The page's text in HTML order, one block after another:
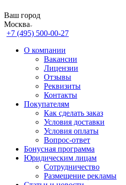
Ваш город
Москва
+7 (495) 500-00-27
О компании
Вакансии
Лицензии
Отзывы
Реквизиты
Контакты
Покупателям
Как сделать заказ
Условия доставки
Условия оплаты
Вопрос-ответ
Бонусная программа
Юридическим лицам
Сотрудничество
Размещение рекламы